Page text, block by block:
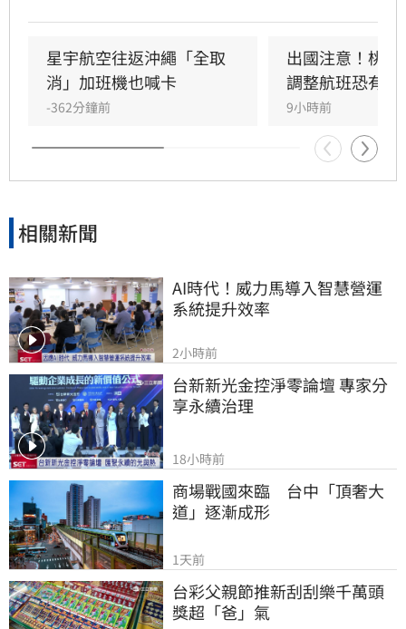
共9條航線、39航次停航，涵蓋馬祖、綠島、蘭
嶼及小琉球等熱門航線。建議旅客出發前務必至
航空公司官網或航港局查詢最新航班與船班動
星宇航空往返沖繩「全取
消」加班機也喊卡
-362分鐘前
出國注意！桃
調整航班恐有延
9小時前
相關新聞
AI時代！威力馬導入智慧營運
系統提升效率
2小時前
台新新光金控淨零論壇 專家分
享永續治理
18小時前
商場戰國來臨　台中「頂奢大
道」逐漸成形
1天前
台彩父親節推新刮刮樂千萬頭
獎超「爸」氣